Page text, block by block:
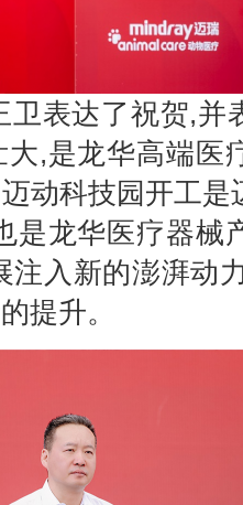
卫表达了祝贺,并
,是龙华高端医
动科技园开工是
是龙华医疗器械
注入新的澎湃动
提升。